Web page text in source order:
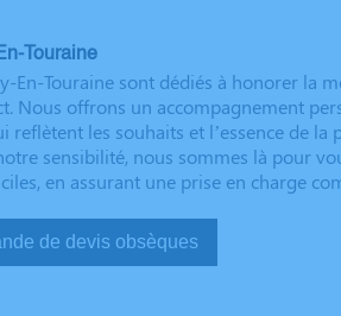
Touraine
En-Touraine sont dédiés à honorer la
Nous offrons un accompagnement
les souhaits et l’essence de la
sensibilité, nous sommes là pour
en assurant une prise en charge
Demande de devis obsèques